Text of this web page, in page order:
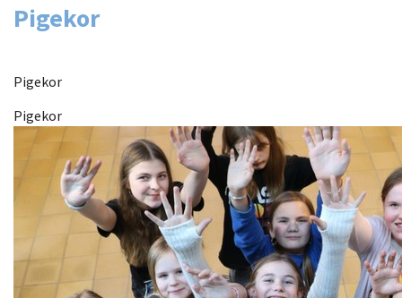
Pigekor
Pigekor
Pigekor